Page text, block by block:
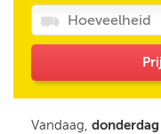
Vandaag,